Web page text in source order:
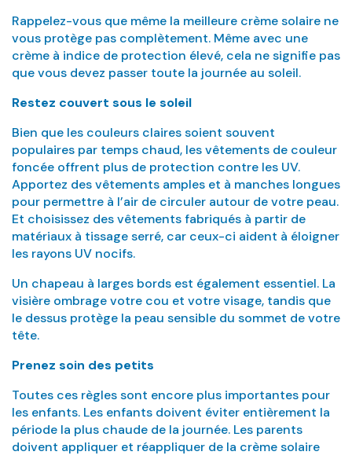
Rappelez-vous que même la meilleure crème solaire ne
vous protège pas complètement. Même avec une
crème à indice de protection élevé, cela ne signifie pas
que vous devez passer toute la journée au soleil.
Restez couvert sous le soleil
Bien que les couleurs claires soient souvent
populaires par temps chaud, les vêtements de couleur
foncée offrent plus de protection contre les UV.
Apportez des vêtements amples et à manches longues
pour permettre à l’air de circuler autour de votre peau.
Et choisissez des vêtements fabriqués à partir de
matériaux à tissage serré, car ceux-ci aident à éloigner
les rayons UV nocifs.
Un chapeau à larges bords est également essentiel. La
visière ombrage votre cou et votre visage, tandis que
le dessus protège la peau sensible du sommet de votre
tête.
Prenez soin des petits
Toutes ces règles sont encore plus importantes pour
les enfants. Les enfants doivent éviter entièrement la
période la plus chaude de la journée. Les parents
doivent appliquer et réappliquer de la crème solaire